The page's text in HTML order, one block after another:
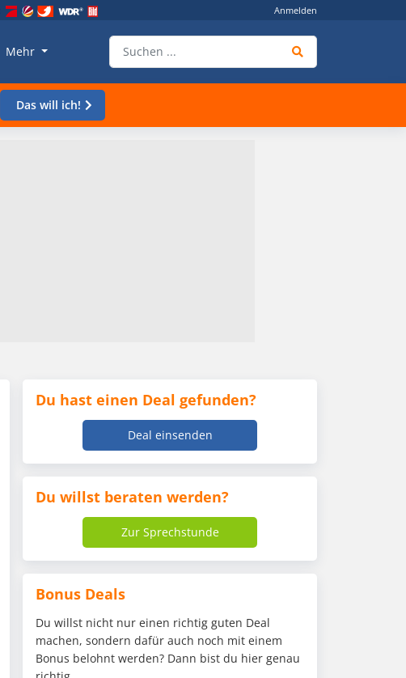
Anmelden
Mehr
Das will ich!
Du hast einen Deal gefunden?
Deal einsenden
Du willst beraten werden?
Zur Sprechstunde
Bonus Deals
Du willst nicht nur einen richtig guten Deal
machen, sondern dafür auch noch mit einem
Bonus belohnt werden? Dann bist du hier genau